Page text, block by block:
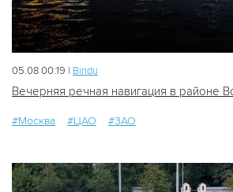
05.08 00:19 | Bindu
Вечерняя речная навигация в районе
#Москва #ЦАО #ЗАО